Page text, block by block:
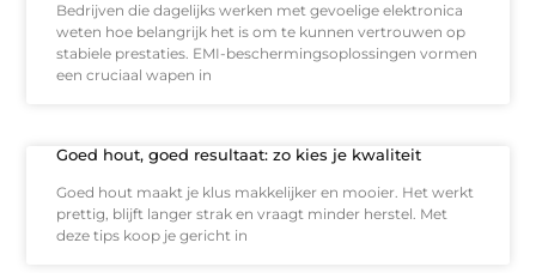
Bedrijven die dagelijks werken met gevoelige elektronica
weten hoe belangrijk het is om te kunnen vertrouwen op
stabiele prestaties. EMI-beschermingsoplossingen vormen
een cruciaal wapen in
Goed hout, goed resultaat: zo kies je kwaliteit
Goed hout maakt je klus makkelijker en mooier. Het werkt
prettig, blijft langer strak en vraagt minder herstel. Met
deze tips koop je gericht in